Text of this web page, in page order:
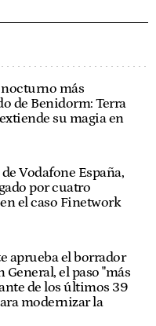
más
de Benidorm: Terra
su magia en
de Vodafone España,
por cuatro
el caso Finetwork
aprueba el borrador
General, el paso "más
de los últimos 39
modernizar la